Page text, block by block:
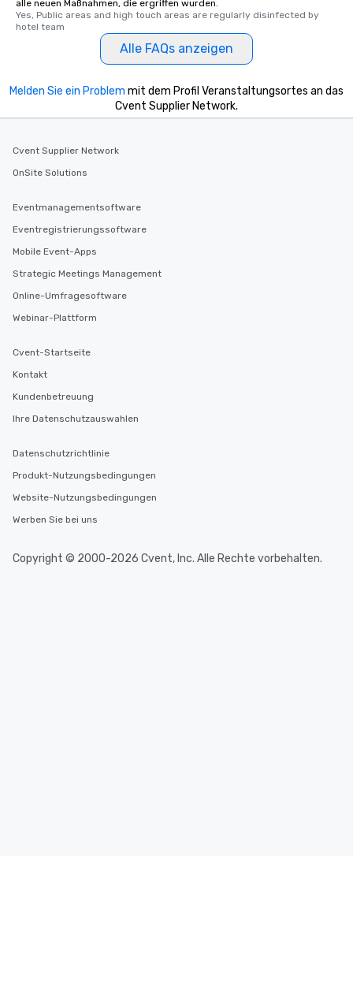
alle neuen Maßnahmen, die ergriffen wurden.
Yes, Public areas and high touch areas are regularly disinfected by
hotel team
Alle FAQs anzeigen
Melden Sie ein Problem mit dem Profil Veranstaltungsortes an das
Cvent Supplier Network.
Cvent Supplier Network
OnSite Solutions
Eventmanagementsoftware
Eventregistrierungssoftware
Mobile Event-Apps
Strategic Meetings Management
Online-Umfragesoftware
Webinar-Plattform
Cvent-Startseite
Kontakt
Kundenbetreuung
Ihre Datenschutzauswahlen
Datenschutzrichtlinie
Produkt-Nutzungsbedingungen
Website-Nutzungsbedingungen
Werben Sie bei uns
Copyright © 2000-2026 Cvent, Inc. Alle Rechte vorbehalten.